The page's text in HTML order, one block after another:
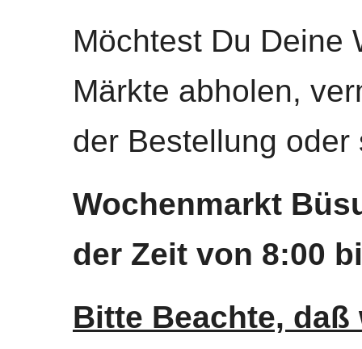
Möchtest Du Deine
Märkte abholen,
der Bestellung
Wochenmarkt
der Zeit von 8:00
Bitte Beachte,